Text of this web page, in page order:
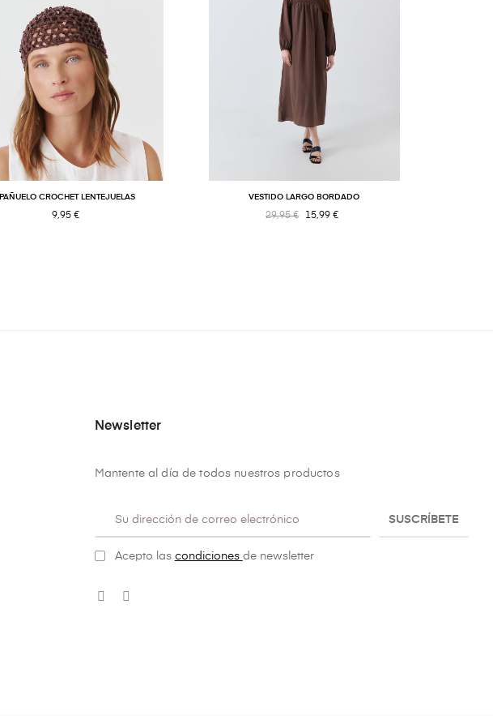
PAÑUELO CROCHET LENTEJUELAS
9,95 €
VESTIDO LARGO BORDADO
29,95 € 15,99 €
Newsletter
Mantente al día de todos nuestros productos
SUSCRÍBETE
Acepto las condiciones de newsletter